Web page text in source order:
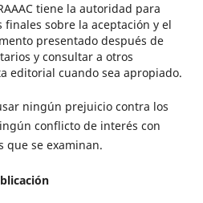
tiene la autoridad para
finales sobre la aceptación y el
presentado después de
y consultar a otros
editorial cuando sea apropiado.
ningún prejuicio contra los
conflicto de interés con
que se examinan.